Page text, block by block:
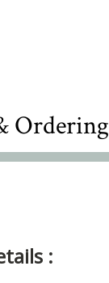
Ordering
: